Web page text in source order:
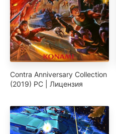
Contra Anniversary Collection
(2019) PC | Лицензия